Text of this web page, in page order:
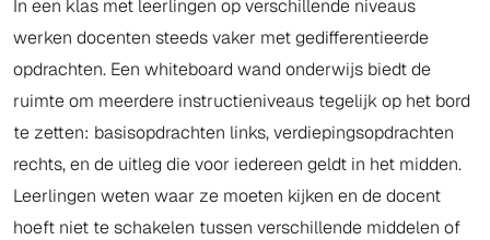
In een klas met leerlingen op verschillende niveaus
werken docenten steeds vaker met gedifferentieerde
opdrachten. Een whiteboard wand onderwijs biedt de
ruimte om meerdere instructieniveaus tegelijk op het bord
te zetten: basisopdrachten links, verdiepingsopdrachten
rechts, en de uitleg die voor iedereen geldt in het midden.
Leerlingen weten waar ze moeten kijken en de docent
hoeft niet te schakelen tussen verschillende middelen of